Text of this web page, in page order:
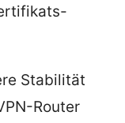
Stabilität
Router